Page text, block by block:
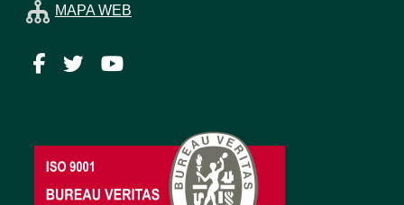
MAPA WEB
Facebook
TwitterYouTube